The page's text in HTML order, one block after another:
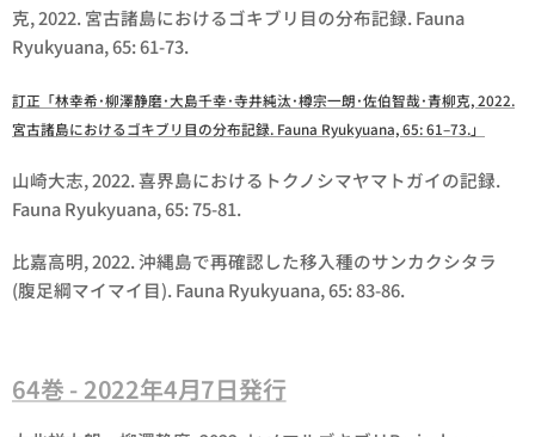
克, 2022. 宮古諸島におけるゴキブリ目の分布記録. Fauna
Ryukyuana, 65: 61-73.
訂正「林幸希･柳澤静磨･大島千幸･寺井純汰･樽宗一朗･佐伯智哉･青柳克, 2022.
宮古諸島におけるゴキブリ目の分布記録. Fauna Ryukyuana, 65: 61–73.」
山崎大志, 2022. 喜界島におけるトクノシマヤマトガイの記録.
Fauna Ryukyuana, 65: 75-81.
比嘉高明, 2022. 沖縄島で再確認した移入種のサンカクシタラ
(腹足綱マイマイ目). Fauna Ryukyuana, 65: 83-86.
64巻 - 2022年4月7日発行